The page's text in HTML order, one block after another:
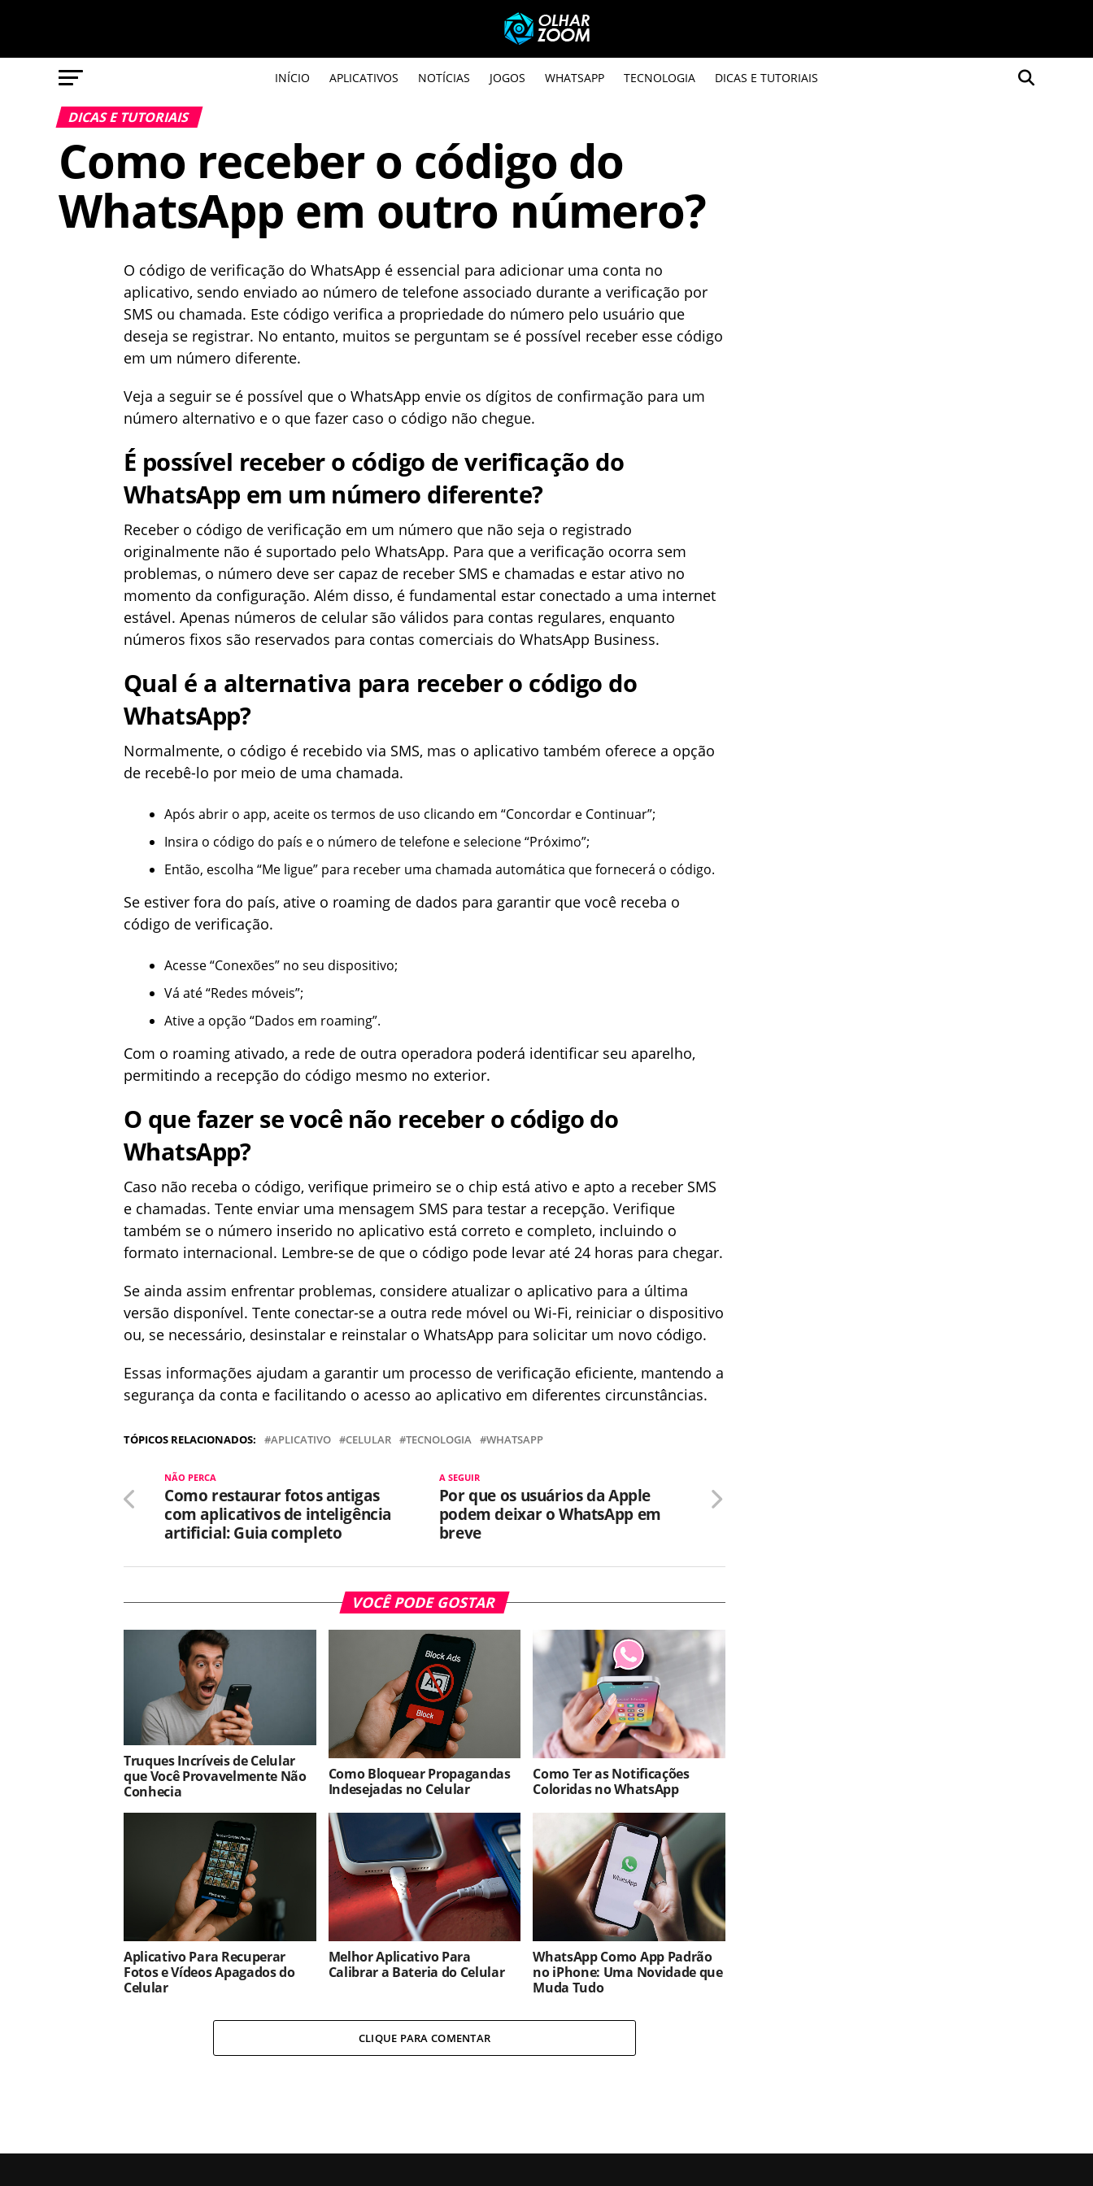
INÍCIO APLICATIVOS NOTÍCIAS JOGOS WHATSAPP TECNOLOGIA DICAS E TUTORIAIS
DICAS E TUTORIAIS
Como receber o código do
WhatsApp em outro número?
O código de verificação do WhatsApp é essencial para adicionar uma conta no
aplicativo, sendo enviado ao número de telefone associado durante a verificação por
SMS ou chamada. Este código verifica a propriedade do número pelo usuário que
deseja se registrar. No entanto, muitos se perguntam se é possível receber esse código
em um número diferente.
Veja a seguir se é possível que o WhatsApp envie os dígitos de confirmação para um
número alternativo e o que fazer caso o código não chegue.
É possível receber o código de verificação do
WhatsApp em um número diferente?
Receber o código de verificação em um número que não seja o registrado
originalmente não é suportado pelo WhatsApp. Para que a verificação ocorra sem
problemas, o número deve ser capaz de receber SMS e chamadas e estar ativo no
momento da configuração. Além disso, é fundamental estar conectado a uma internet
estável. Apenas números de celular são válidos para contas regulares, enquanto
números fixos são reservados para contas comerciais do WhatsApp Business.
Qual é a alternativa para receber o código do
WhatsApp?
Normalmente, o código é recebido via SMS, mas o aplicativo também oferece a opção
de recebê-lo por meio de uma chamada.
Após abrir o app, aceite os termos de uso clicando em “Concordar e Continuar”;
Insira o código do país e o número de telefone e selecione “Próximo”;
Então, escolha “Me ligue” para receber uma chamada automática que fornecerá o código.
Se estiver fora do país, ative o roaming de dados para garantir que você receba o
código de verificação.
Acesse “Conexões” no seu dispositivo;
Vá até “Redes móveis”;
Ative a opção “Dados em roaming”.
Com o roaming ativado, a rede de outra operadora poderá identificar seu aparelho,
permitindo a recepção do código mesmo no exterior.
O que fazer se você não receber o código do
WhatsApp?
Caso não receba o código, verifique primeiro se o chip está ativo e apto a receber SMS
e chamadas. Tente enviar uma mensagem SMS para testar a recepção. Verifique
também se o número inserido no aplicativo está correto e completo, incluindo o
formato internacional. Lembre-se de que o código pode levar até 24 horas para chegar.
Se ainda assim enfrentar problemas, considere atualizar o aplicativo para a última
versão disponível. Tente conectar-se a outra rede móvel ou Wi-Fi, reiniciar o dispositivo
ou, se necessário, desinstalar e reinstalar o WhatsApp para solicitar um novo código.
Essas informações ajudam a garantir um processo de verificação eficiente, mantendo a
segurança da conta e facilitando o acesso ao aplicativo em diferentes circunstâncias.
TÓPICOS RELACIONADOS: APLICATIVO CELULAR TECNOLOGIA WHATSAPP
A SEGUIR
Por que os usuários da Apple
podem deixar o WhatsApp em
breve
NÃO PERCA
Como restaurar fotos antigas
com aplicativos de inteligência
artificial: Guia completo
VOCÊ PODE GOSTAR
Truques Incríveis de Celular
que Você Provavelmente Não
Conhecia
Como Bloquear Propagandas
Indesejadas no Celular
Como Ter as Notificações
Coloridas no WhatsApp
Aplicativo Para Recuperar
Fotos e Vídeos Apagados do
Celular
Melhor Aplicativo Para
Calibrar a Bateria do Celular
WhatsApp Como App Padrão
no iPhone: Uma Novidade que
Muda Tudo
CLIQUE PARA COMENTAR